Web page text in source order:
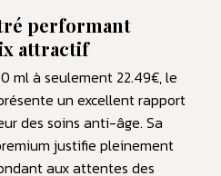
performant
attractif
ml à seulement 22.49€, le
un excellent rapport
des soins anti-âge. Sa
justifie pleinement
aux attentes des